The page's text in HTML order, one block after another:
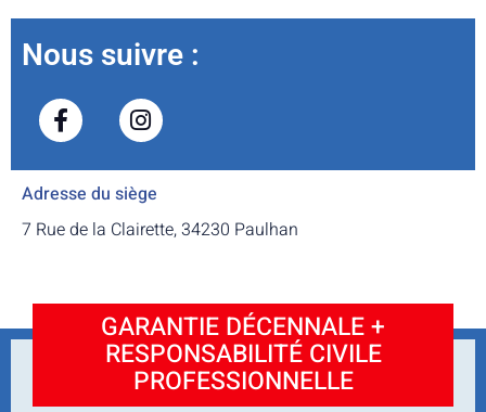
Nous suivre :
Adresse du siège
7 Rue de la Clairette, 34230 Paulhan
GARANTIE DÉCENNALE +
RESPONSABILITÉ CIVILE
PROFESSIONNELLE